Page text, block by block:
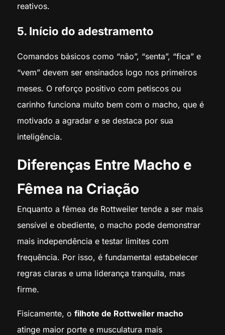
reativos.
5. Início do adestramento
Comandos básicos como “não”, “senta”, “fica” e
“vem” devem ser ensinados logo nos primeiros
meses. O reforço positivo com petiscos ou
carinho funciona muito bem com o macho, que é
motivado a agradar e se destaca por sua
inteligência.
Diferenças Entre Macho e
Fêmea na Criação
Enquanto a fêmea de Rottweiler tende a ser mais
sensível e obediente, o macho pode demonstrar
mais independência e testar limites com
frequência. Por isso, é fundamental estabelecer
regras claras e uma liderança tranquila, mas
firme.
Fisicamente, o filhote de Rottweiler macho
atinge maior porte e musculatura mais